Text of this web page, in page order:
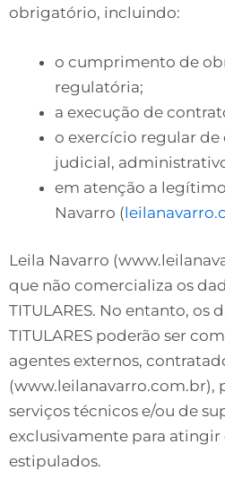
obrigatório, incluindo:
o cumprimento de
regulatória;
a execução de
o exercício regular
judicial,
em atenção a
Navarro (
Leila Navarro
que não comercializa os
TITULARES. No entanto, os
TITULARES poderão ser
agentes externos,
(www.leilanavarro.com.br),
serviços técnicos e/ou de
exclusivamente para atingir
estipulados.